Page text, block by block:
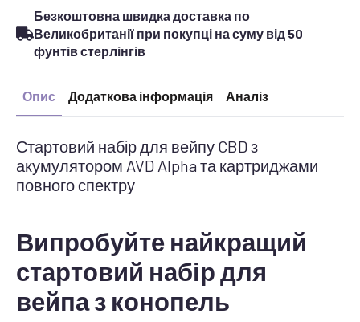
Безкоштовна швидка доставка по
Великобританії при покупці на суму від 50
фунтів стерлінгів
Опис Додаткова інформація Аналіз
Стартовий набір для вейпу CBD з
акумулятором AVD Alpha та картриджами
повного спектру
Випробуйте найкращий
стартовий набір для
вейпа з конопель